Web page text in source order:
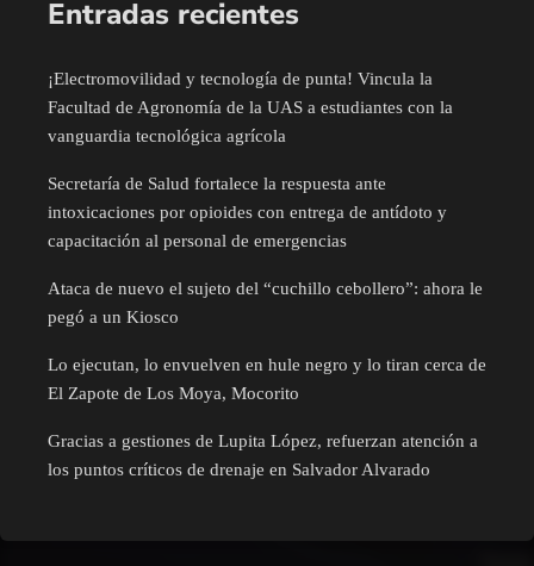
Entradas recientes
¡Electromovilidad y tecnología de punta! Vincula la
Facultad de Agronomía de la UAS a estudiantes con la
vanguardia tecnológica agrícola
Secretaría de Salud fortalece la respuesta ante
intoxicaciones por opioides con entrega de antídoto y
capacitación al personal de emergencias
Ataca de nuevo el sujeto del “cuchillo cebollero”: ahora le
pegó a un Kiosco
Lo ejecutan, lo envuelven en hule negro y lo tiran cerca de
El Zapote de Los Moya, Mocorito
Gracias a gestiones de Lupita López, refuerzan atención a
los puntos críticos de drenaje en Salvador Alvarado